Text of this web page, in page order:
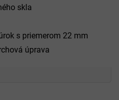
skla
s priemerom 22 mm
úprava